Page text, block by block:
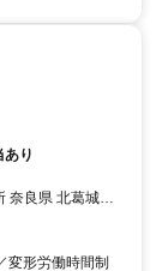
あり
尾駅 徒歩35分
変形労働時間制